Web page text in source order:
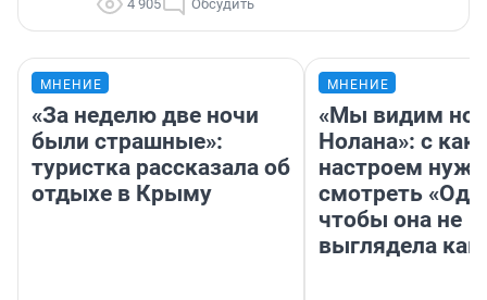
4 905 Обсудить
МНЕНИЕ
«За неделю две ночи
были страшные»:
туристка рассказала об
отдыхе в Крыму
МНЕНИЕ
«Мы видим
Нолана»: с
настроем
смотреть
чтобы она не
выглядела как